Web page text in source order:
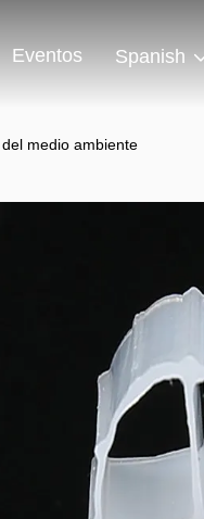
Eventos Spanish
medio ambiente